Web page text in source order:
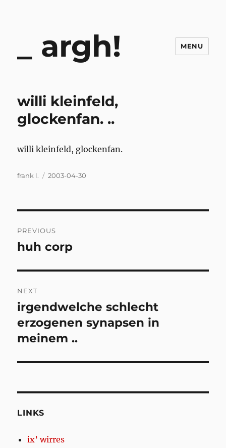
argh! MENU
willi kleinfeld,
glockenfan. ..
willi kleinfeld, glockenfan.
Author
frank l.
Posted
2003-04-30
navigation
PREVIOUS
Previous
huh corp
NEXT
Next
post:
irgendwelche schlecht
erzogenen synapsen in
meinem ..
LINKS
ix’ wirres